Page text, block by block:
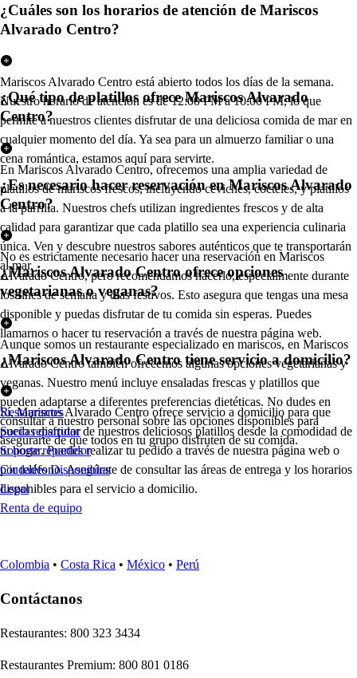
¿Cuáles son los horarios de atención de Mariscos
Alvarado Centro?
Mariscos Alvarado Centro está abierto todos los días de la semana.
Nuestro horario de atención es de 12:00 PM a 10:00 PM, lo que
permite a nuestros clientes disfrutar de una deliciosa comida de mar en
cualquier momento del día. Ya sea para un almuerzo familiar o una
cena romántica, estamos aquí para servirte.
¿Qué tipo de platillos ofrece Mariscos Alvarado
Centro?
En Mariscos Alvarado Centro, ofrecemos una amplia variedad de
platillos de mariscos frescos, incluyendo ceviches, cocteles, y platillos
a la parrilla. Nuestros chefs utilizan ingredientes frescos y de alta
calidad para garantizar que cada platillo sea una experiencia culinaria
única. Ven y descubre nuestros sabores auténticos que te transportarán
al mar.
¿Es necesario hacer reservación en Mariscos Alvarado
Centro?
No es estrictamente necesario hacer una reservación en Mariscos
Alvarado Centro, pero recomendamos hacerlo, especialmente durante
los fines de semana y días festivos. Esto asegura que tengas una mesa
disponible y puedas disfrutar de tu comida sin esperas. Puedes
llamarnos o hacer tu reservación a través de nuestra página web.
¿Mariscos Alvarado Centro ofrece opciones
vegetarianas o veganas?
Aunque somos un restaurante especializado en mariscos, en Mariscos
Alvarado Centro también ofrecemos algunas opciones vegetarianas y
veganas. Nuestro menú incluye ensaladas frescas y platillos que
pueden adaptarse a diferentes preferencias dietéticas. No dudes en
consultar a nuestro personal sobre las opciones disponibles para
asegurarte de que todos en tu grupo disfruten de su comida.
¿Mariscos Alvarado Centro tiene servicio a domicilio?
Sí, Mariscos Alvarado Centro ofrece servicio a domicilio para que
puedas disfrutar de nuestros deliciosos platillos desde la comodidad de
tu hogar. Puedes realizar tu pedido a través de nuestra página web o
por teléfono. Asegúrate de consultar las áreas de entrega y los horarios
disponibles para el servicio a domicilio.
Restaurantes
Socio repartidor
Soporte repartidor
Ciudades Disponibles
Legal
Renta de equipo
Colombia • Costa Rica • México • Perú
Contáctanos
Restaurantes: 800 323 3434
Restaurantes Premium: 800 801 0186